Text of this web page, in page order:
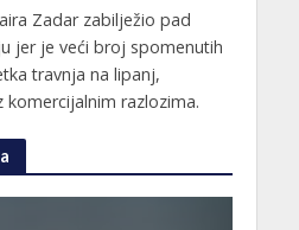
Zadar zabilježio pad
jer je veći broj spomenutih
travnja na lipanj,
razlozima.